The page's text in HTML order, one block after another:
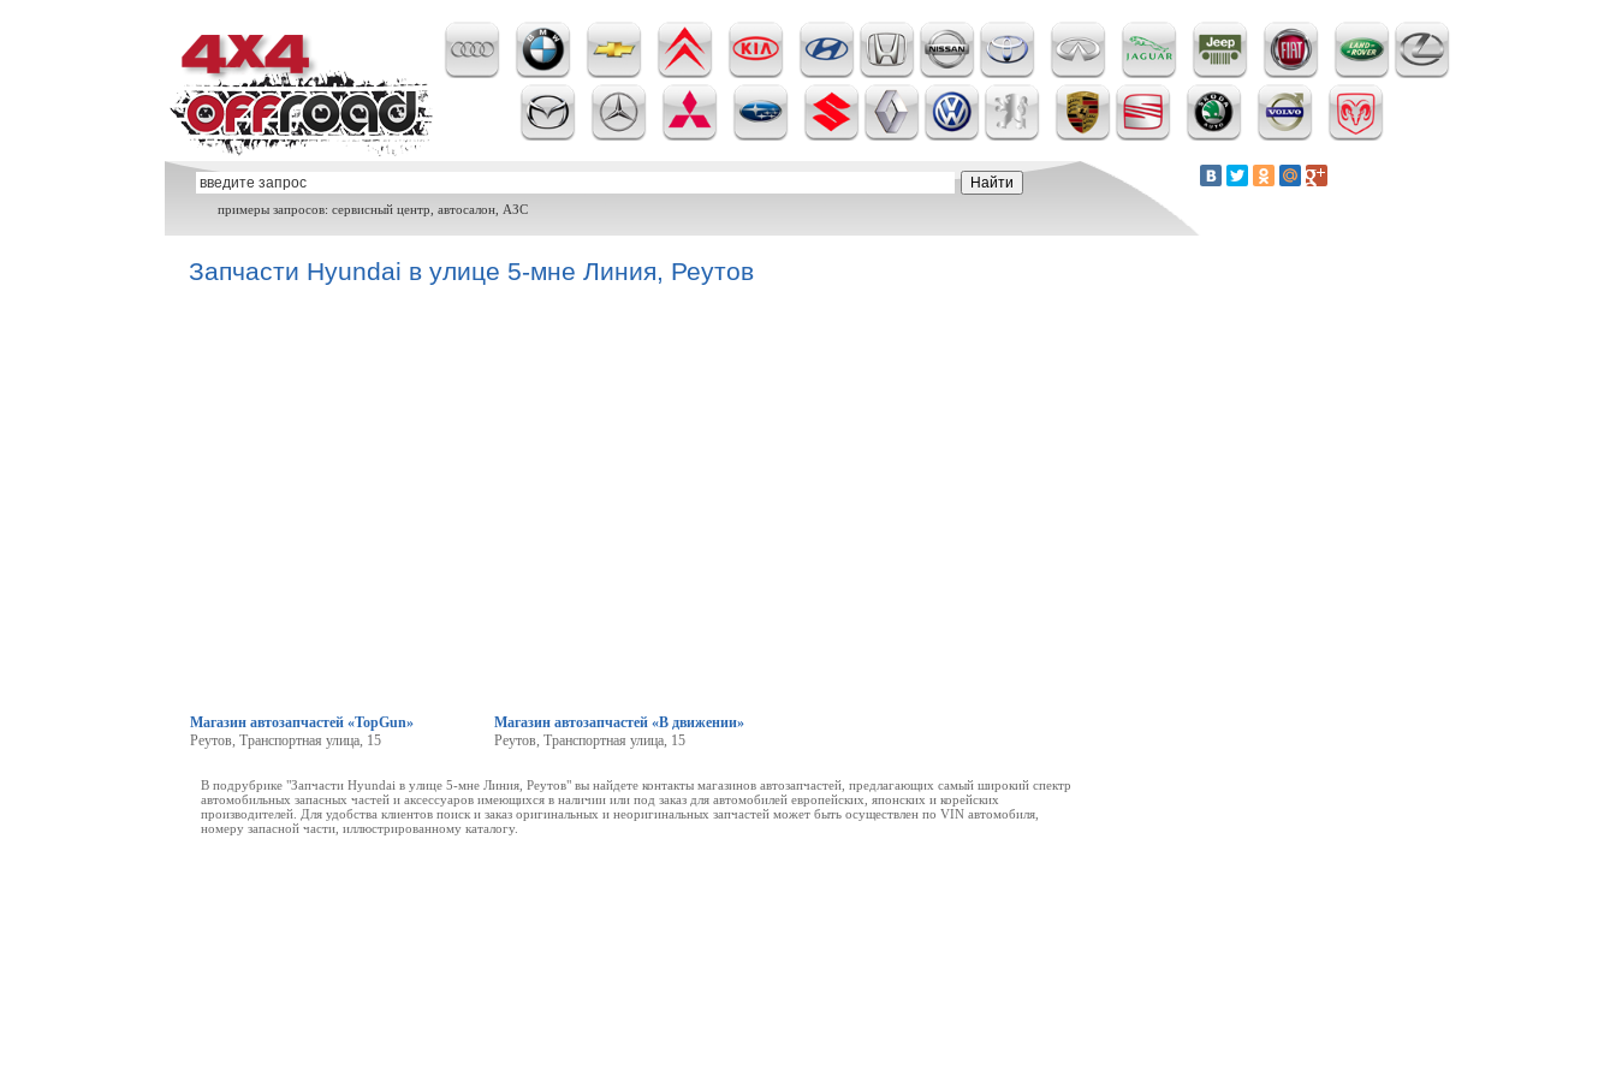
примеры запросов: сервисный центр, автосалон, АЗС
Запчасти Hyundai в улице 5-мне Линия, Реутов
Магазин автозапчастей «TopGun»
Реутов, Транспортная улица, 15
Магазин автозапчастей «В движении»
Реутов, Транспортная улица, 15
В подрубрике "Запчасти Hyundai в улице 5-мне Линия, Реутов" вы найдете контакты магазинов автозапчастей, предлагающих самый широкий спектр
автомобильных запасных частей и аксессуаров имеющихся в наличии или под заказ для автомобилей европейских, японских и корейских
производителей. Для удобства клиентов поиск и заказ оригинальных и неоригинальных запчастей может быть осуществлен по VIN автомобиля,
номеру запасной части, иллюстрированному каталогу.